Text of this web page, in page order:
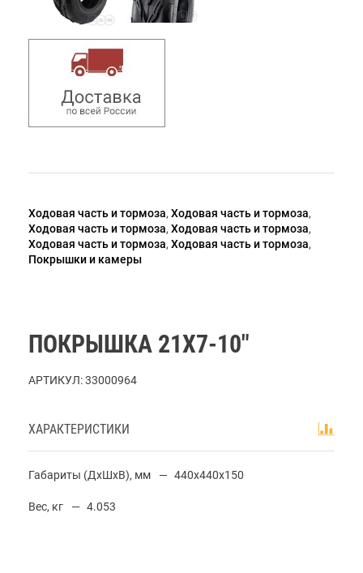
Ходовая часть и тормоза, Ходовая часть и тормоза,
Ходовая часть и тормоза, Ходовая часть и тормоза,
Ходовая часть и тормоза, Ходовая часть и тормоза,
Покрышки и камеры
ПОКРЫШКА 21Х7-10"
АРТИКУЛ:33000964
ХАРАКТЕРИСТИКИ
Габариты (ДхШхВ), мм 440x440x150
Вес, кг 4.053